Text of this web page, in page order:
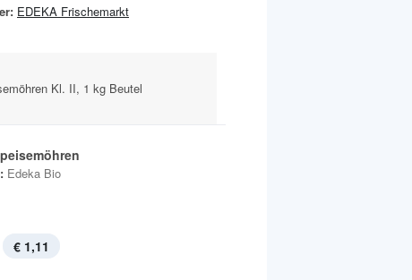
EDEKA Frischemarkt
Kl. II, 1 kg Beutel
Edeka Bio
€ 1,11